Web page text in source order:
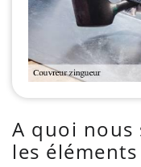
A quoi nous
les